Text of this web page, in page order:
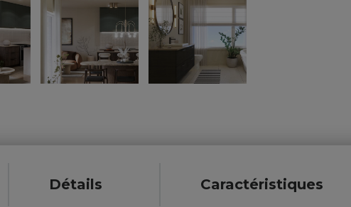
Détails Caractéristiques